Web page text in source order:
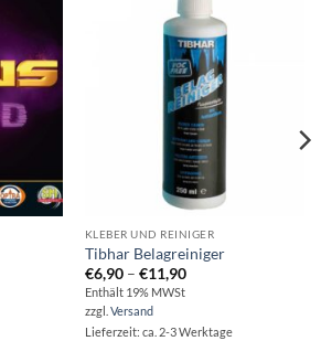
KLEBER UND REINIGER
Tibhar Belagreiniger
€6,90 – €11,90Preisspanne:
€6,90
bis
Enthält 19% MWSt
zzgl. Versand
Lieferzeit: ca. 2-3 Werktage